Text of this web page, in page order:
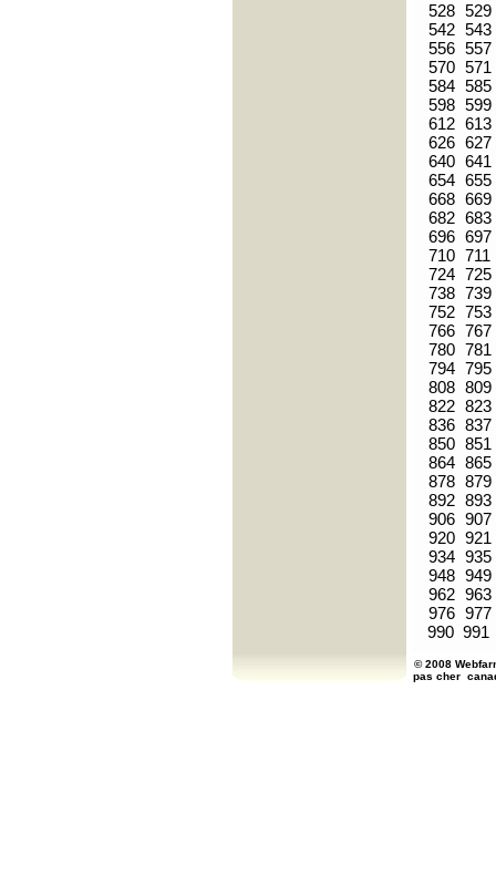
528 529
542 543
556 557
570 571
584 585
598 599
612 613
626 627
640 641
654 655
668 669
682 683
696 697
710 711
724 725
738 739
752 753
766 767
780 781
794 795
808 809
822 823
836 837
850 851
864 865
878 879
892 893
906 907
920 921
934 935
948 949
962 963
976 977
990 991
© 2008
pas cher